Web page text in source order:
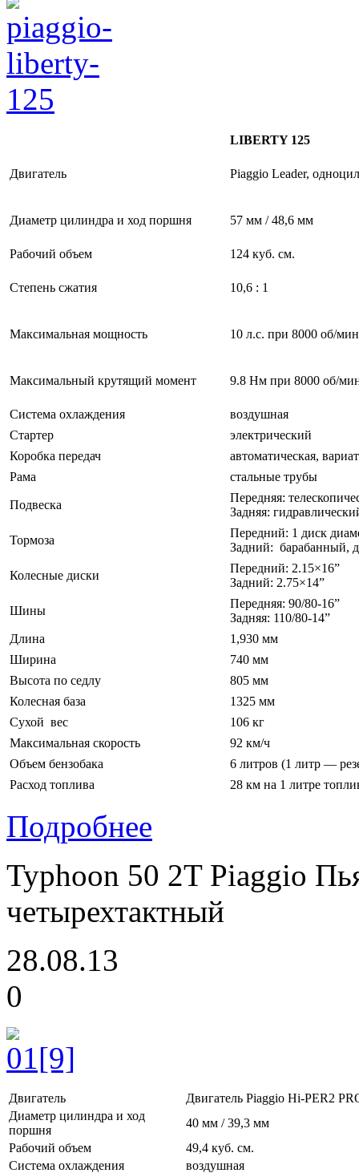
LIBERTY 125
Двигатель Piaggio Leader,
Диаметр цилиндра и ход поршня 57 мм / 48,6 мм
Рабочий объем 124 куб. см.
Степень сжатия 10,6 : 1
Максимальная мощность 10 л.с. при 8000 об/мин
Максимальный крутящий момент 9.8 Нм при 8000 об/
Система охлаждения
воздушная
Стартер
электрический
Коробка передач
автоматическая,
Рама
стальные трубы
Подвеска
Передняя:
Задняя:
Тормоза
Передний: 1 диск
Задний: барабанный,
Колесные диски
Передний: 2.15×16”
Задний: 2.75×14”
Шины
Передняя: 90/80-16”
Задняя: 110/80-14”
Длина
1,930 мм
Ширина
740 мм
Высота по седлу
805 мм
Колесная база
1325 мм
Сухой вес
106 кг
Максимальная скорость
92 км/ч
Объем бензобака
6 литров (1 литр —
Расход топлива
28 км на 1 литре
Подробнее
Typhoon 50 2T Piaggio
четырехтактный
28.08.13
0
Двигатель
Двигатель Piaggio Hi-PER2
Диаметр цилиндра и ход
поршня
40 мм / 39,3 мм
Рабочий объем
49,4 куб. см.
Система охлаждения
воздушная